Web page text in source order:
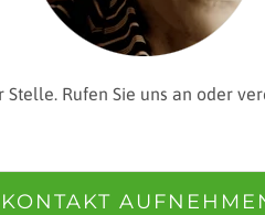
Rufen Sie uns an oder